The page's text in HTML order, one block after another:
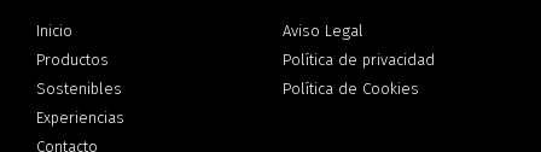
Inicio
Productos
Sostenibles
Experiencias
Contacto
Aviso Legal
Política de privacidad
Política de Cookies